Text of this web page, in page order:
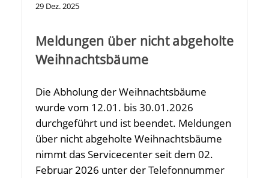
29 Dez.2025
Meldungen über nicht abgeholte
Weihnachtsbäume
Die Abholung der Weihnachtsbäume
wurde vom 12.01. bis 30.01.2026
durchgeführt und ist beendet. Meldungen
über nicht abgeholte Weihnachtsbäume
nimmt das Servicecenter seit dem 02.
Februar 2026 unter der Telefonnummer